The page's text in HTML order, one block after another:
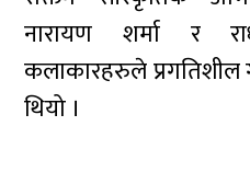
नारायण शर्मा र
कलाकारहरुले प्रगतिशील
थियो ।